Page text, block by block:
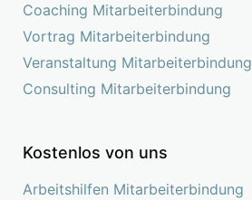
Coaching Mitarbeiterbindung
Vortrag Mitarbeiterbindung
Veranstaltung Mitarbeiterbindung
Consulting Mitarbeiterbindung
Kostenlos von uns
Arbeitshilfen Mitarbeiterbindung